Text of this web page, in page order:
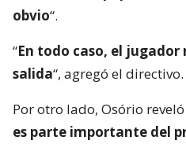
obvio“.
“En todo caso, el
salida“, agregó el directivo.
Por otro lado, Osório
es parte importante del